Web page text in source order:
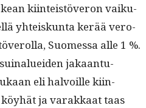
kiin­teistöveron vaiku­
yhteiskun­ta kerää vero­
Suomes­sa alle 1 %.
jakaan­tu­
eli halvoille kiin­
ja varakkaat taas